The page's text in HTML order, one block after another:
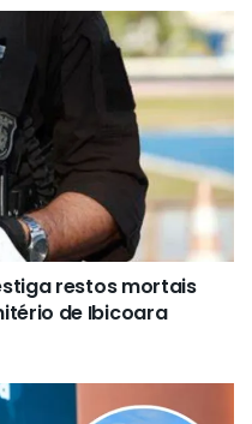
restos mortais
de Ibicoara